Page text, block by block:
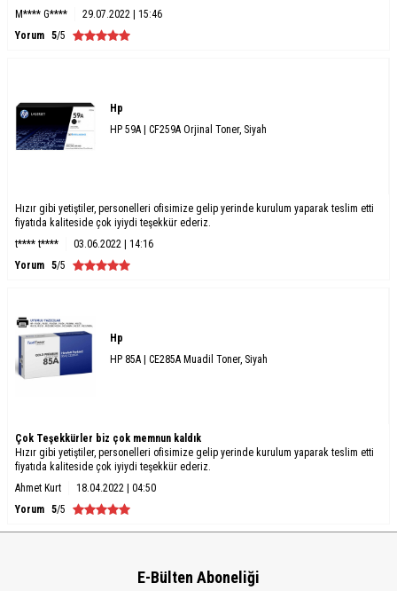
M**** G****
29.07.2022 | 15:46
Yorum 5/5
Hp
HP 59A | CF259A Orjinal Toner, Siyah
Hızır gibi yetiştiler, personelleri ofisimize gelip yerinde kurulum yaparak teslim etti
fiyatıda kaliteside çok iyiydi teşekkür ederiz.
t**** t****
03.06.2022 | 14:16
Yorum 5/5
Hp
HP 85A | CE285A Muadil Toner, Siyah
Çok Teşekkürler biz çok memnun kaldık
Hızır gibi yetiştiler, personelleri ofisimize gelip yerinde kurulum yaparak teslim etti
fiyatıda kaliteside çok iyiydi teşekkür ederiz.
Ahmet Kurt
18.04.2022 | 04:50
Yorum 5/5
E-Bülten Aboneliği